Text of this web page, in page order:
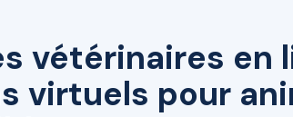
vétérinaires en
virtuels pour